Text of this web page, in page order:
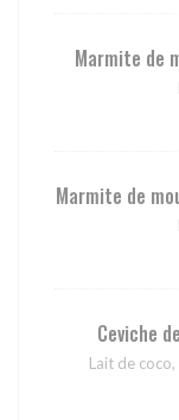
Marmite de
Marmite de
Ceviche
Lait de